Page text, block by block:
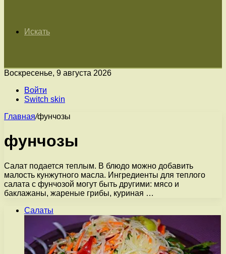
Искать
Воскресенье, 9 августа 2026
Войти
Switch skin
Главная/фунчозы
фунчозы
Салат подается теплым. В блюдо можно добавить
малость кунжутного масла. Ингредиенты для теплого
салата с фунчозой могут быть другими: мясо и
баклажаны, жареные грибы, куриная …
Салаты